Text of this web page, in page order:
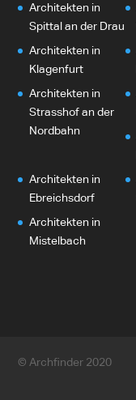
Architekten in
Spittal an der Drau
Architekten in
Klagenfurt
Architekten in
Strasshof an der
Nordbahn
Architekten in
Ebreichsdorf
Architekten in
Mistelbach
© Archfinder 2020